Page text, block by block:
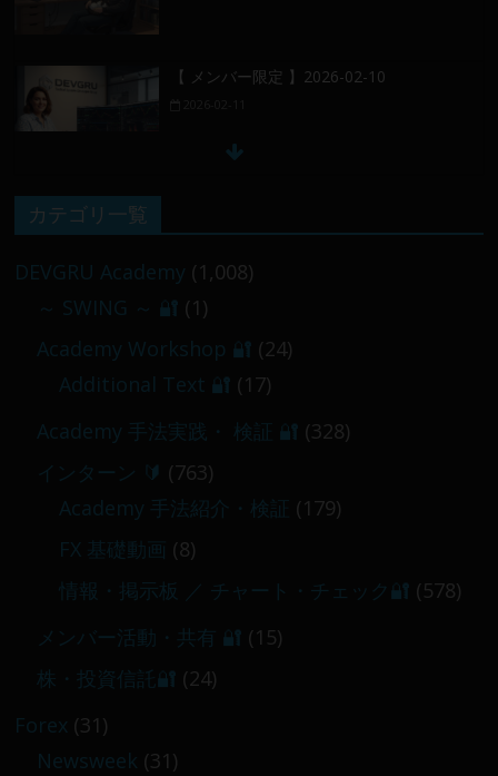
【 メンバー限定 】2026-02-10
／
【 メンバー限定 】2026-03-05～06
カテゴリ一覧
DEVGRU Academy (1,008)
～ SWING ～ 🔐 (1)
Academy Workshop 🔐 (24)
Additional Text 🔐 (17)
Academy 手法実践・ 検証 🔐 (328)
インターン 🔰 (763)
Academy 手法紹介・検証 (179)
FX 基礎動画 (8)
情報・掲示板 ／ チャート・チェック🔐 (578)
メンバー活動・共有 🔐 (15)
株・投資信託🔐 (24)
Forex (31)
Newsweek (31)